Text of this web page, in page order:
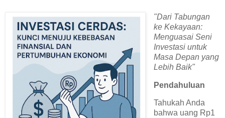
"Dari Tabungan
ke Kekayaan:
Menguasai Seni
Investasi untuk
Masa Depan yang
Lebih Baik"
Pendahuluan
Tahukah Anda
bahwa uang Rp1